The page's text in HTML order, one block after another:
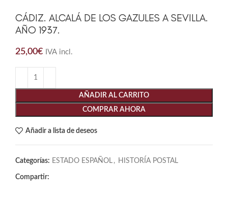
CÁDIZ. ALCALÁ DE LOS GAZULES A SEVILLA.
AÑO 1937.
25,00€ IVA incl.
AÑADIR AL CARRITO
COMPRAR AHORA
Añadir a lista de deseos
Categorías: ESTADO ESPAÑOL , HISTORÍA POSTAL
Compartir: